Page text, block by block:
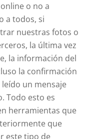
o no a
a todos, si
nuestras fotos o
la última vez
la información del
la confirmación
un mensaje
Todo esto es
herramientas que
que
este tipo de